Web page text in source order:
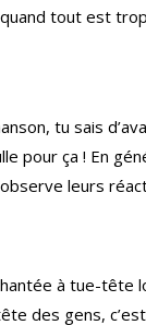
tout est
tu sais
pour ça ! En
leurs
à tue-
des gens,